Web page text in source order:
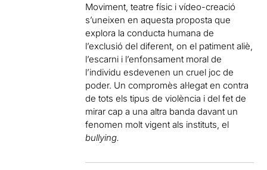
Moviment, teatre físic i vídeo-creació
s’uneixen en aquesta proposta que
explora la conducta humana de
l’exclusió del diferent, on el patiment aliè,
l’escarni i l’enfonsament moral de
l’individu esdevenen un cruel joc de
poder. Un compromès al·legat en contra
de tots els tipus de violència i del fet de
mirar cap a una altra banda davant un
fenomen molt vigent als instituts, el
bullying.